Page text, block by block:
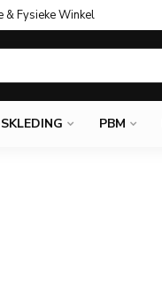
& Fysieke Winkel
PBM